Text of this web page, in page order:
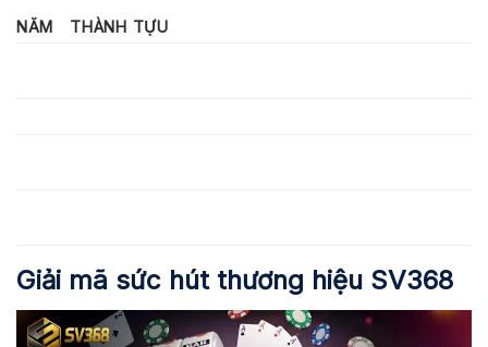
NĂM THÀNH TỰU
Giải mã sức hút thương hiệu SV368